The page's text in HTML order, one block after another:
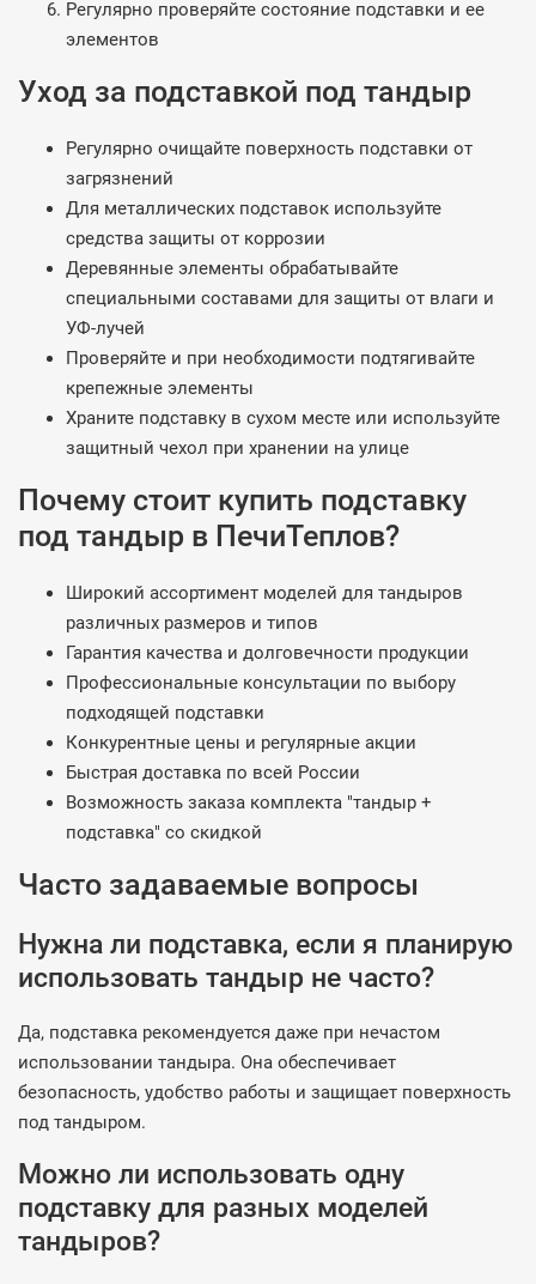
Регулярно проверяйте состояние подставки и ее
элементов
Уход за подставкой под тандыр
Регулярно очищайте поверхность подставки от
загрязнений
Для металлических подставок используйте
средства защиты от коррозии
Деревянные элементы обрабатывайте
специальными составами для защиты от влаги и
УФ-лучей
Проверяйте и при необходимости подтягивайте
крепежные элементы
Храните подставку в сухом месте или используйте
защитный чехол при хранении на улице
Почему стоит купить подставку
под тандыр в ПечиТеплов?
Широкий ассортимент моделей для тандыров
различных размеров и типов
Гарантия качества и долговечности продукции
Профессиональные консультации по выбору
подходящей подставки
Конкурентные цены и регулярные акции
Быстрая доставка по всей России
Возможность заказа комплекта "тандыр +
подставка" со скидкой
Часто задаваемые вопросы
Нужна ли подставка, если я планирую
использовать тандыр не часто?
Да, подставка рекомендуется даже при нечастом
использовании тандыра. Она обеспечивает
безопасность, удобство работы и защищает поверхность
под тандыром.
Можно ли использовать одну
подставку для разных моделей
тандыров?